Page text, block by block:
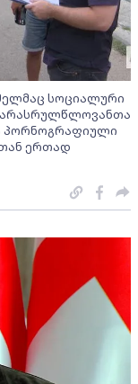
სოციალური
არასრულწლოვანთა
პორნოგრაფიული
ერთად